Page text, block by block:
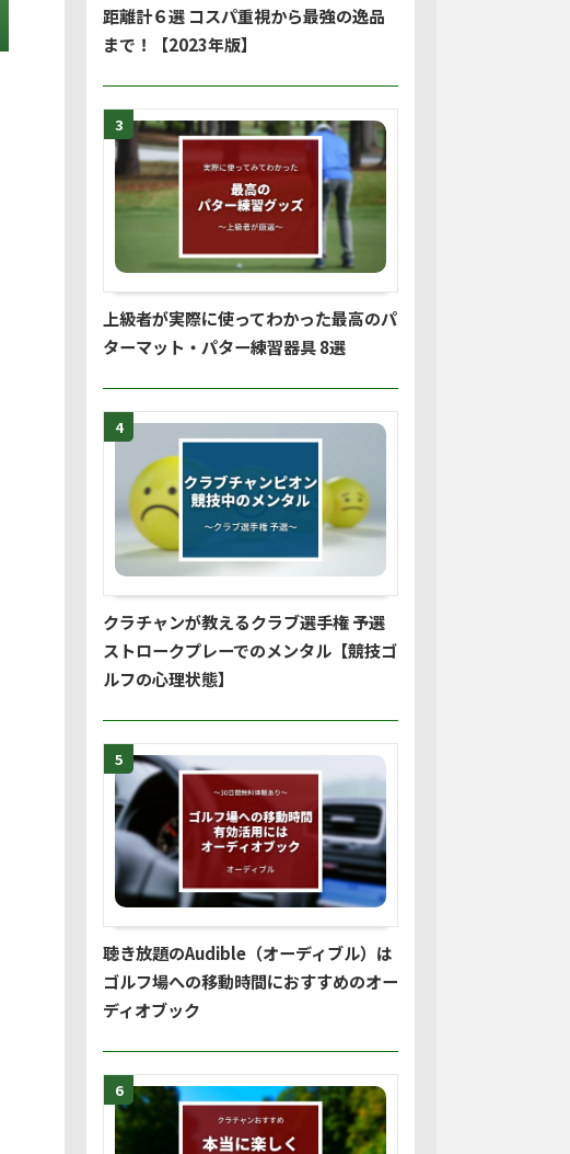
距離計６選 コスパ重視から最強の逸品
まで！【2023年版】
3
上級者が実際に使ってわかった最高のパ
ターマット・パター練習器具 8選
4
クラチャンが教えるクラブ選手権 予選
ストロークプレーでのメンタル【競技ゴ
ルフの心理状態】
5
聴き放題のAudible（オーディブル）は
ゴルフ場への移動時間におすすめのオー
ディオブック
6